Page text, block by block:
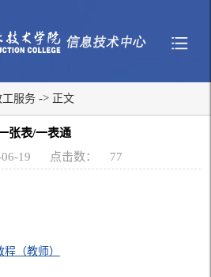
工服务 -> 正文
张表/一表通
19
点击数： 77
（教师）